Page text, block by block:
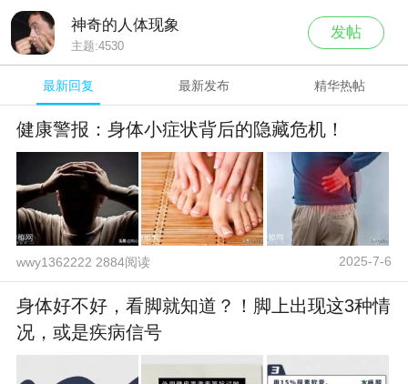
神奇的人体现象
主题:4530
发帖
最新回复 最新发布 精华热帖
健康警报：身体小症状背后的隐藏危机！
wwy1362222 2884阅读 2025-7-6
身体好不好，看脚就知道？！脚上出现这3种情
况，或是疾病信号